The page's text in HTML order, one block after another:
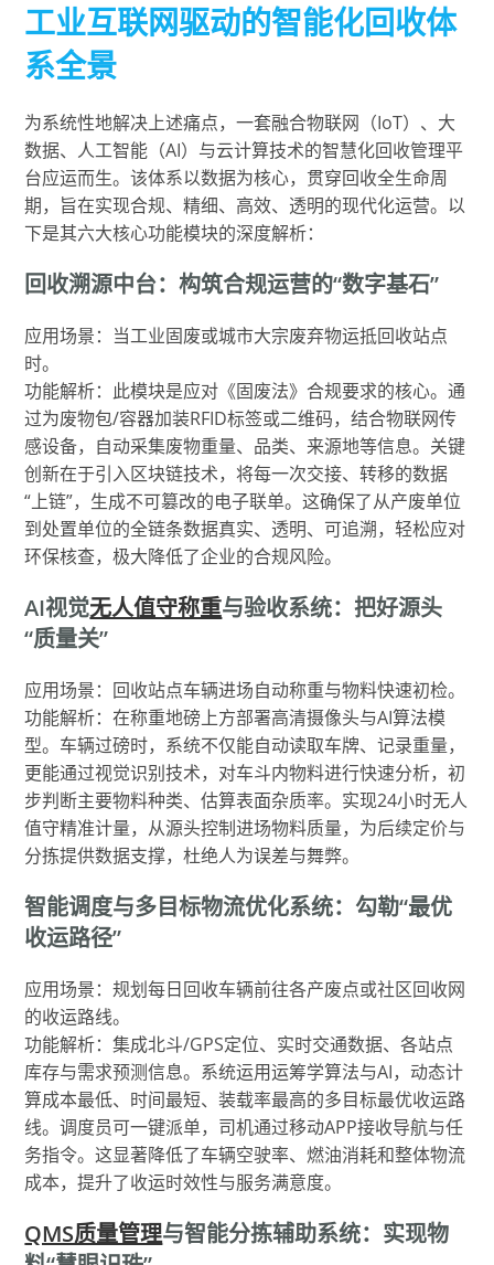
工业互联网驱动的智能化回收体
系全景
为系统性地解决上述痛点，一套融合物联网（IoT）、大
数据、人工智能（AI）与云计算技术的智慧化回收管理平
台应运而生。该体系以数据为核心，贯穿回收全生命周
期，旨在实现合规、精细、高效、透明的现代化运营。以
下是其六大核心功能模块的深度解析：
回收溯源中台：构筑合规运营的“数字基石”
应用场景：当工业固废或城市大宗废弃物运抵回收站点
时。
功能解析：此模块是应对《固废法》合规要求的核心。通
过为废物包/容器加装RFID标签或二维码，结合物联网传
感设备，自动采集废物重量、品类、来源地等信息。关键
创新在于引入区块链技术，将每一次交接、转移的数据
“上链”，生成不可篡改的电子联单。这确保了从产废单位
到处置单位的全链条数据真实、透明、可追溯，轻松应对
环保核查，极大降低了企业的合规风险。
AI视觉无人值守称重与验收系统：把好源头
“质量关”
应用场景：回收站点车辆进场自动称重与物料快速初检。
功能解析：在称重地磅上方部署高清摄像头与AI算法模
型。车辆过磅时，系统不仅能自动读取车牌、记录重量，
更能通过视觉识别技术，对车斗内物料进行快速分析，初
步判断主要物料种类、估算表面杂质率。实现24小时无人
值守精准计量，从源头控制进场物料质量，为后续定价与
分拣提供数据支撑，杜绝人为误差与舞弊。
智能调度与多目标物流优化系统：勾勒“最优
收运路径”
应用场景：规划每日回收车辆前往各产废点或社区回收网
的收运路线。
功能解析：集成北斗/GPS定位、实时交通数据、各站点
库存与需求预测信息。系统运用运筹学算法与AI，动态计
算成本最低、时间最短、装载率最高的多目标最优收运路
线。调度员可一键派单，司机通过移动APP接收导航与任
务指令。这显著降低了车辆空驶率、燃油消耗和整体物流
成本，提升了收运时效性与服务满意度。
QMS质量管理与智能分拣辅助系统：实现物